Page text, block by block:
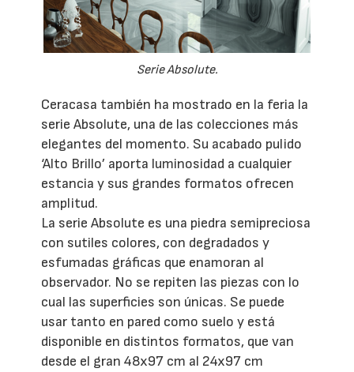
Serie Absolute.
Ceracasa también ha mostrado en la feria la
serie Absolute, una de las colecciones más
elegantes del momento. Su acabado pulido
‘Alto Brillo’ aporta luminosidad a cualquier
estancia y sus grandes formatos ofrecen
amplitud.
La serie Absolute es una piedra semipreciosa
con sutiles colores, con degradados y
esfumadas gráficas que enamoran al
observador. No se repiten las piezas con lo
cual las superficies son únicas. Se puede
usar tanto en pared como suelo y está
disponible en distintos formatos, que van
desde el gran 48x97 cm al 24x97 cm